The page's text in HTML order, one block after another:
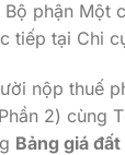
phận Một
tiếp tại Chi
nộp thuế
2) cùng
Bảng giá đất